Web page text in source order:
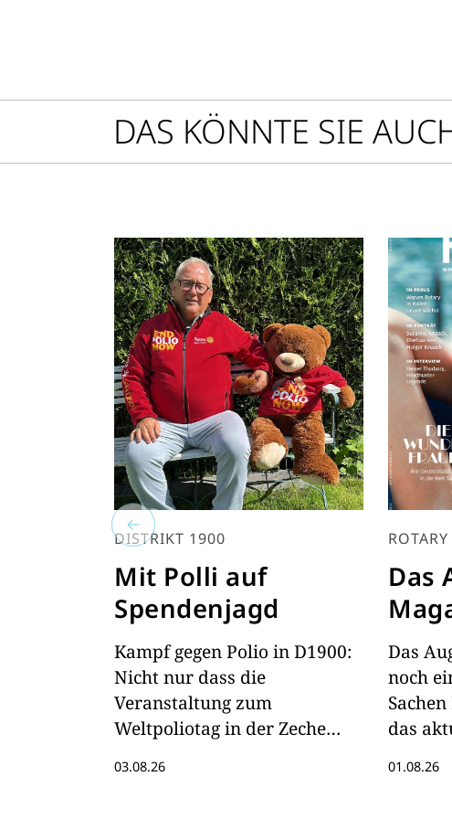
DAS KÖNNTE SIE
DISTRIKT 1900
Mit Polli auf
Spendenjagd
Kampf gegen Polio in D1900:
Nicht nur dass die
Veranstaltung zum
Weltpoliotag in der Zeche
wird. Auch der Governor geht
03.08.26
Das
Das
noch
das
01.08.26